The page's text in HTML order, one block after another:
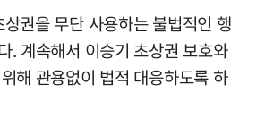
권을 무단 사용하는 불법적인 행
. 계속해서 이승기 초상권 보호와
해 관용없이 법적 대응하도록 하